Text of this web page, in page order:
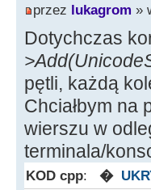
przez lukagrom »
Dotychczas
pętli, każdą
Chciałbym na
wierszu w
terminala/
KOD cpp: �